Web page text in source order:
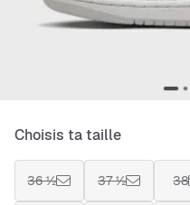
Choisis ta taille
36 ½ 37 ½ 38